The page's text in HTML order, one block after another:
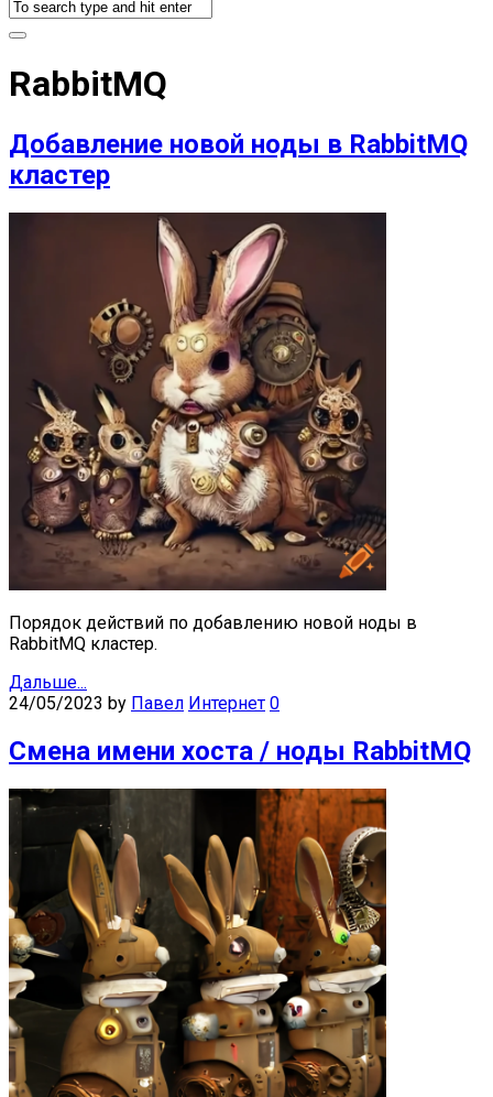
RabbitMQ
Добавление новой ноды в RabbitMQ
кластер
Порядок действий по добавлению новой ноды в
RabbitMQ кластер.
Дальше...
24/05/2023 by Павел Интернет 0
Смена имени хоста / ноды RabbitMQ